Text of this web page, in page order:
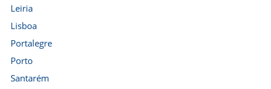
Leiria
Lisboa
Portalegre
Porto
Santarém